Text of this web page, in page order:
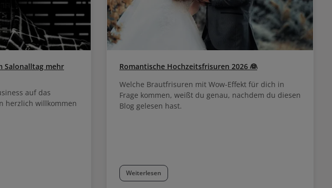
Salonalltag mehr
auf das
herzlich willkommen
Romantische Hochzeitsfrisuren 2026 👰
Welche Brautfrisuren mit Wow-Effekt für dich in
Frage kommen, weißt du genau, nachdem du diesen
Blog gelesen hast.
Weiterlesen